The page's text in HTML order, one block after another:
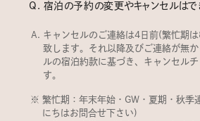
宿泊の予約の変更やキャンセルはで
キャンセルのご連絡は4日前(繁忙期
致します。それ以降及びご連絡が無
ルの宿泊約款に基づき、キャンセル
す。
繁忙期：年末年始・GW・夏期・秋季
にちはお問合せ下さい)